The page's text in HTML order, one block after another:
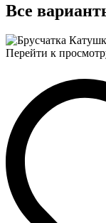
Все
Перейти к